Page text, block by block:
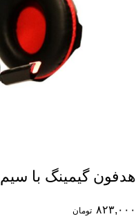
هدفون گیمینگ با سیم TH-5151
۸۲۳,۰۰۰ تومان